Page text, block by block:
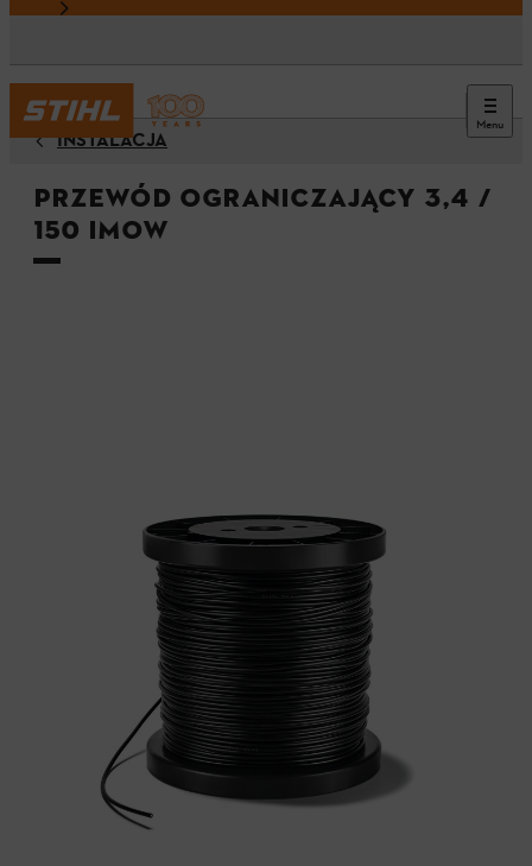
Menu
INSTALACJA
Przewód ograniczający 3,4 /
150 iMOW